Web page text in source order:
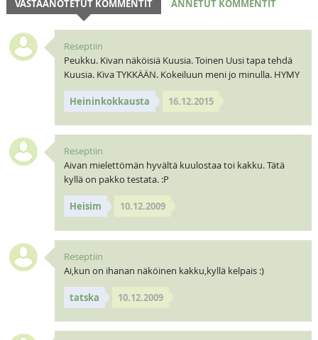
VASTAANOTETUT KOMMENTIT ANNETUT KOMMENTIT
Reseptiin
Peukku. Kivan näköisiä Kuusia. Toinen Uusi tapa tehdä
Kuusia. Kiva TYKKÄÄN. Kokeiluun meni jo minulla. HYMY
Heininkokkausta 16.12.2015
Reseptiin
Aivan mielettömän hyvältä kuulostaa toi kakku. Tätä
kyllä on pakko testata. :P
Heisim 10.12.2009
Reseptiin
Ai,kun on ihanan näköinen kakku,kyllä kelpais :)
tatska 10.12.2009